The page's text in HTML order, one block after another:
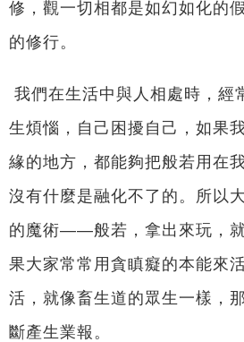
修，觀一切相都是如幻如化的
的修行。
我們在生活中與人相處時，經
生煩惱，自己困擾自己，如果
緣的地方，都能夠把般若用在
沒有什麼是融化不了的。所以
的魔術——般若，拿出來玩，
果大家常常用貪瞋癡的本能來
活，就像畜生道的眾生一樣，
斷產生業報。